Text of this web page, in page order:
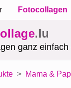
Fotocollagen
.lu
ganz einfach
Mama &